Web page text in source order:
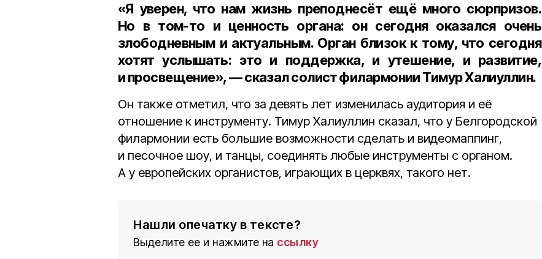
«Я уверен, что нам жизнь преподнесёт ещё много сюрпризов.
Но в том‑то и ценность органа: он сегодня оказался очень
злободневным и актуальным. Орган близок к тому, что сегодня
хотят услышать: это и поддержка, и утешение, и развитие,
и просвещение», — сказалсолист филармонии Тимур Халиуллин.
Он также отметил, что за девять лет изменилась аудитория и её
отношение к инструменту. Тимур Халиуллин сказал, что у Белгородской
филармонии есть большие возможности сделать и видеомаппинг,
и песочное шоу, и танцы, соединять любые инструменты с органом.
А у европейских органистов, играющих в церквях, такого нет.
Нашли опечатку в тексте?
Выделите ее и нажмите на ссылку